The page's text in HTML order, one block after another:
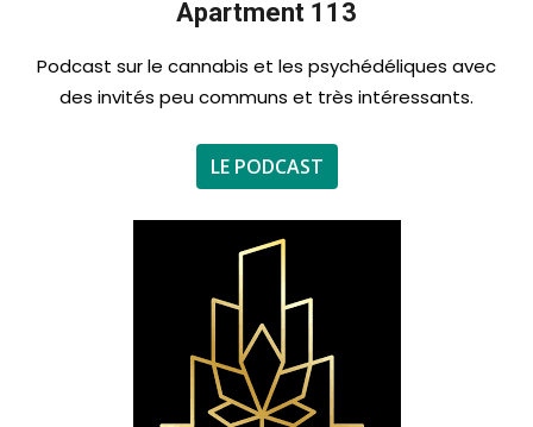
Apartment 113
Podcast sur le cannabis et les psychédéliques avec
des invités peu communs et très intéressants.
LE PODCAST